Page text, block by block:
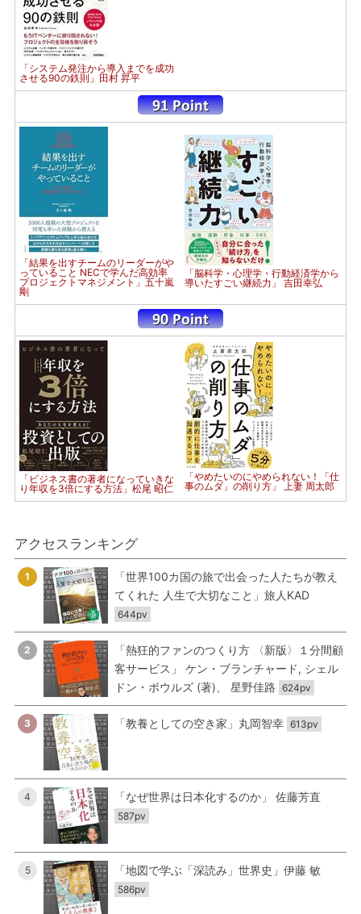
「システム発注から導入までを成功
させる90の鉄則」田村 昇平
「結果を出すチームのリーダーがや
っていること NECで学んだ高効率
プロジェクトマネジメント」五十嵐
剛
「脳科学・心理学・行動経済学から
導いたすごい継続力」 吉田幸弘
「ビジネス書の著者になっていきな
り年収を3倍にする方法」松尾 昭仁
「やめたいのにやめられない！「仕
事のムダ」の削り方」 上妻 周太郎
アクセスランキング
1
「世界100カ国の旅で出会った人たちが教え
てくれた 人生で大切なこと」旅人KAD
644pv
2
「熱狂的ファンのつくり方 〈新版〉１分間顧
客サービス」 ケン・ブランチャード, シェル
ドン・ボウルズ (著)、 星野佳路 624pv
3 「教養としての空き家」丸岡智幸 613pv
4 「なぜ世界は日本化するのか」 佐藤芳直
587pv
5 「地図で学ぶ「深読み」世界史」伊藤 敏
586pv